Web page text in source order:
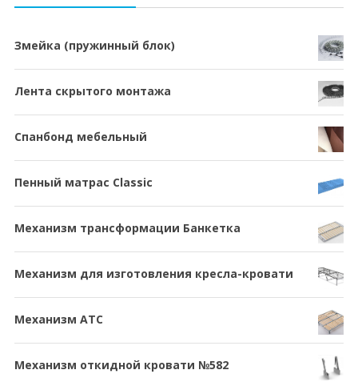
Змейка (пружинный блок)
Лента скрытого монтажа
Спанбонд мебельный
Пенный матрас Classic
Механизм трансформации Банкетка
Механизм для изготовления кресла-кровати
Механизм АТС
Механизм откидной кровати №582